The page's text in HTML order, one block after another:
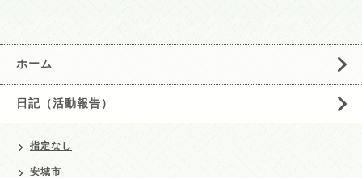
ホーム
日記（活動報告）
指定なし
安城市